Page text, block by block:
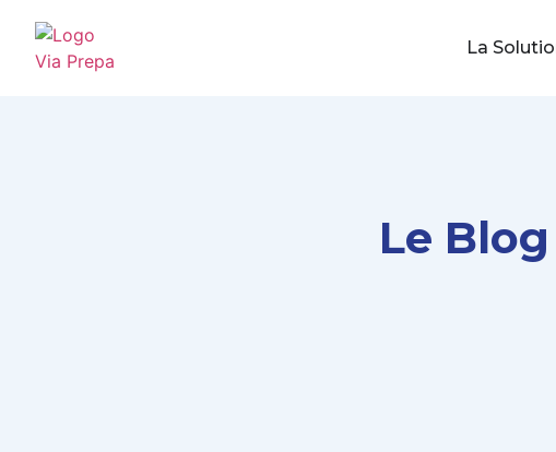
La
Le